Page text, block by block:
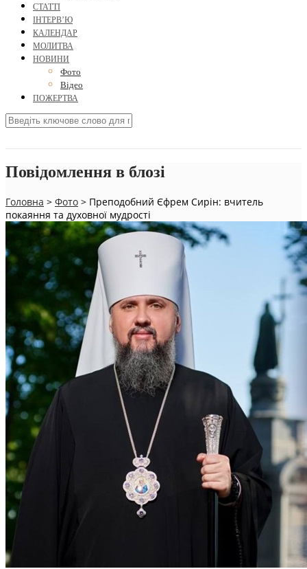
СТАТТІ
ІНТЕРВ’Ю
КАЛЕНДАР
МОЛИТВА
НОВИНИ
Фото
Відео
ПОЖЕРТВА
Повідомлення в блозі
Головна > Фото > Преподобний Єфрем Сирін: вчитель
покаяння та духовної мудрості